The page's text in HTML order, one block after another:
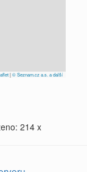
|© Seznam.cz a.s. a další
214 x